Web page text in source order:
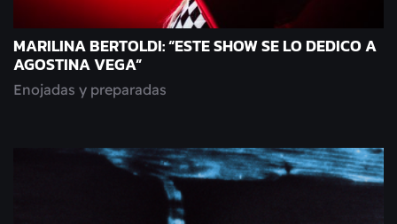
MARILINA BERTOLDI: “ESTE SHOW SE LO DEDICO A
AGOSTINA VEGA”
Enojadas y preparadas